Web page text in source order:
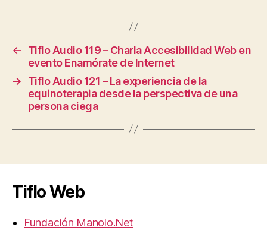
←
Tiflo Audio 119 – Charla Accesibilidad Web en
evento Enamórate de Internet
→
Tiflo Audio 121 – La experiencia de la
equinoterapia desde la perspectiva de una
persona ciega
Tiflo Web
Fundación Manolo.Net